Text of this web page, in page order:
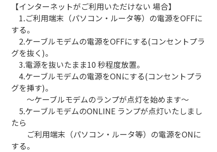
【インターネットがご利用いただけない 場合】
1.ご利用端末（パソコン・ルータ等）の電源をOFFに
する。
2.ケーブルモデムの電源をOFFにする(コンセントプラ
グを抜く)。
3.電源を抜いたまま10 秒程度放置。
4.ケーブルモデムの電源をONにする(コンセントプラ
グを挿す)。
～ケーブルモデムのランプが点灯を始めます～
5.ケーブルモデムのONLINE ランプが点灯いたしまし
たら
ご利用端末（パソコン・ルータ等）の電源をONに
する。